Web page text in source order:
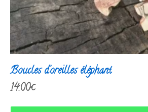
Boucles d’oreilles éléphant
14.00€